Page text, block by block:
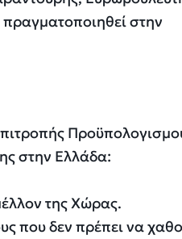
στην Ελλάδα:
της Χώρας.
που δεν πρέπει να